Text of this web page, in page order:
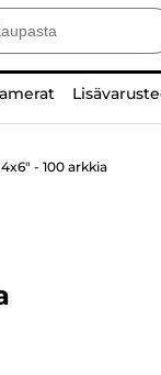
- 100 arkkia